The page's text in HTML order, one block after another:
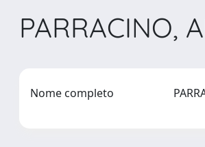
PARRACINO,
Nome completo